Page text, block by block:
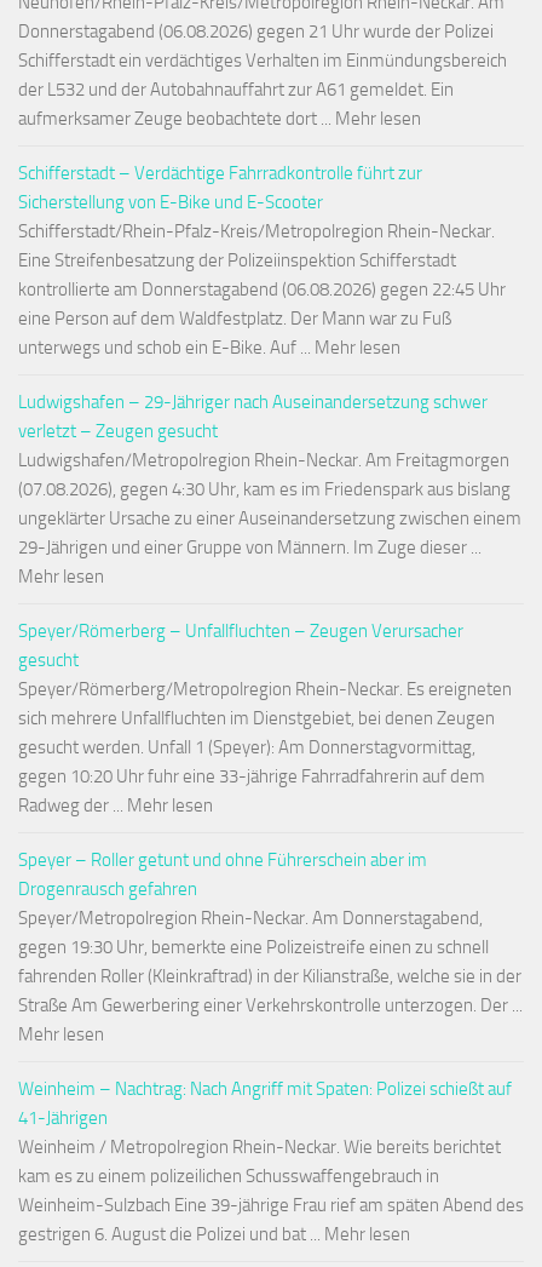
Donnerstagabend (06.08.2026) gegen 21 Uhr wurde der Polizei
Schifferstadt ein verdächtiges Verhalten im Einmündungsbereich
der L532 und der Autobahnauffahrt zur A61 gemeldet. Ein
aufmerksamer Zeuge beobachtete dort ... Mehr lesen
Schifferstadt – Verdächtige Fahrradkontrolle führt zur
Sicherstellung von E-Bike und E-Scooter
Schifferstadt/Rhein-Pfalz-Kreis/Metropolregion Rhein-Neckar.
Eine Streifenbesatzung der Polizeiinspektion Schifferstadt
kontrollierte am Donnerstagabend (06.08.2026) gegen 22:45 Uhr
eine Person auf dem Waldfestplatz. Der Mann war zu Fuß
unterwegs und schob ein E-Bike. Auf ... Mehr lesen
Ludwigshafen – 29-Jähriger nach Auseinandersetzung schwer
verletzt – Zeugen gesucht
Ludwigshafen/Metropolregion Rhein-Neckar. Am Freitagmorgen
(07.08.2026), gegen 4:30 Uhr, kam es im Friedenspark aus bislang
ungeklärter Ursache zu einer Auseinandersetzung zwischen einem
29-Jährigen und einer Gruppe von Männern. Im Zuge dieser ...
Mehr lesen
Speyer/Römerberg – Unfallfluchten – Zeugen Verursacher
gesucht
Speyer/Römerberg/Metropolregion Rhein-Neckar. Es ereigneten
sich mehrere Unfallfluchten im Dienstgebiet, bei denen Zeugen
gesucht werden. Unfall 1 (Speyer): Am Donnerstagvormittag,
gegen 10:20 Uhr fuhr eine 33-jährige Fahrradfahrerin auf dem
Radweg der ... Mehr lesen
Speyer – Roller getunt und ohne Führerschein aber im
Drogenrausch gefahren
Speyer/Metropolregion Rhein-Neckar. Am Donnerstagabend,
gegen 19:30 Uhr, bemerkte eine Polizeistreife einen zu schnell
fahrenden Roller (Kleinkraftrad) in der Kilianstraße, welche sie in der
Straße Am Gewerbering einer Verkehrskontrolle unterzogen. Der ...
Mehr lesen
Weinheim – Nachtrag: Nach Angriff mit Spaten: Polizei schießt auf
41-Jährigen
Weinheim / Metropolregion Rhein-Neckar. Wie bereits berichtet
kam es zu einem polizeilichen Schusswaffengebrauch in
Weinheim-Sulzbach Eine 39-jährige Frau rief am späten Abend des
gestrigen 6. August die Polizei und bat ... Mehr lesen